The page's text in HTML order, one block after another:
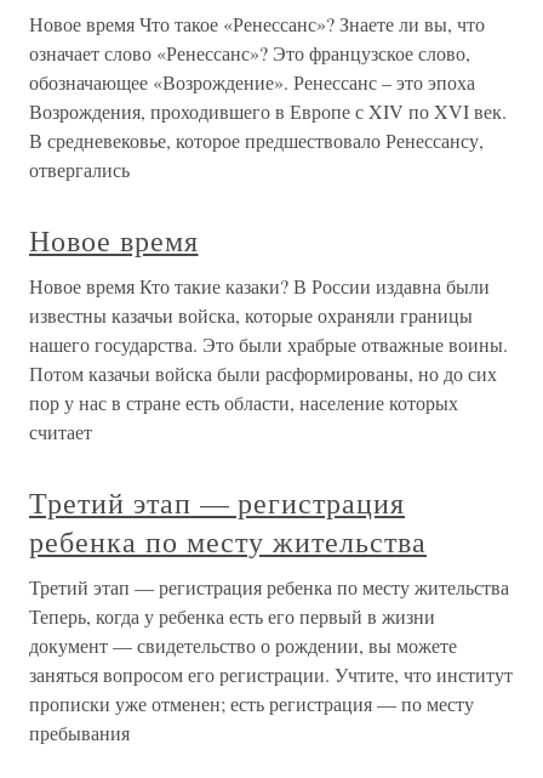
Новое время Что такое «Ренессанс»? Знаете ли вы, что
означает слово «Ренессанс»? Это французское слово,
обозначающее «Возрождение». Ренессанс – это эпоха
Возрождения, проходившего в Европе с XIV по XVI век.
В средневековье, которое предшествовало Ренессансу,
отвергались
Новое время
Новое время Кто такие казаки? В России издавна были
известны казачьи войска, которые охраняли границы
нашего государства. Это были храбрые отважные воины.
Потом казачьи войска были расформированы, но до сих
пор у нас в стране есть области, население которых
считает
Третий этап — регистрация
ребенка по месту жительства
Третий этап — регистрация ребенка по месту жительства
Теперь, когда у ребенка есть его первый в жизни
документ — свидетельство о рождении, вы можете
заняться вопросом его регистрации. Учтите, что институт
прописки уже отменен; есть регистрация — по месту
пребывания